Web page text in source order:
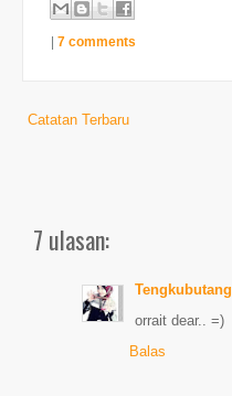
7 comments
Catatan Terbaru
7 ulasan:
Tengkubutang
orrait dear.. =)
Balas